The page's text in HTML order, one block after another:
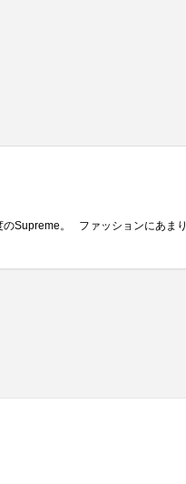
Supreme。 ファッションにあまり